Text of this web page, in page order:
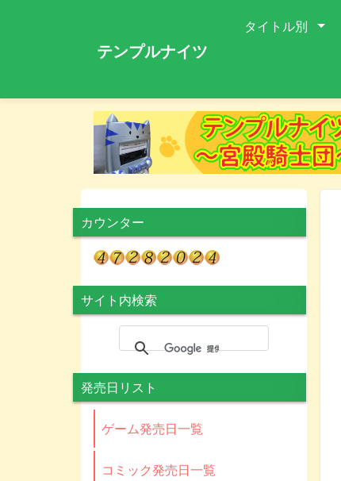
テンプルナイツ
タイトル別
カウンター
サイト内検索
発売日リスト
ゲーム発売日一覧
コミック発売日一覧